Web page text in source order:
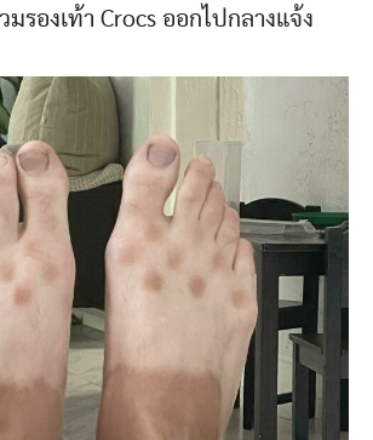
รองเท้า Crocs ออกไปกลางแจ้ง